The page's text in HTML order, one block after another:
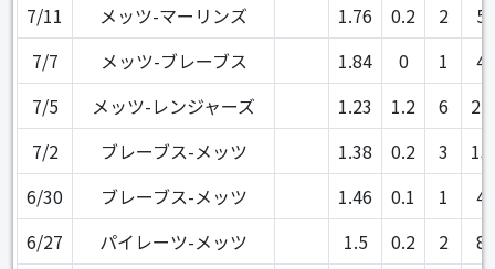
7/11
メッツ-マーリンズ 1.76 0.2 2
5
7/7
メッツ-ブレーブス 1.84 0 1
4
7/5
メッツ-レンジャーズ 1.23 1.2 6
22
7/2
ブレーブス-メッツ 1.38 0.2 3
13
6/30
ブレーブス-メッツ 1.46 0.1 1
4
6/27
パイレーツ-メッツ 1.5 0.2 2
8